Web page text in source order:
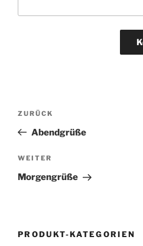
Beitragsnavigation
Vorheriger
Beitrag
ZURÜCK
Abendgrüße
Nächster
Beitrag
WEITER
Morgengrüße
PRODUKT-KATEGORIEN